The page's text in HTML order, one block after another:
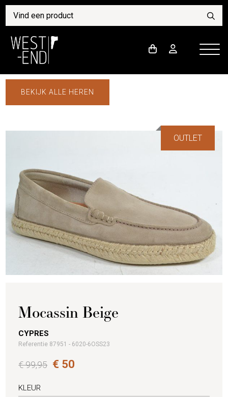
BEKIJK ALLE HEREN
OUTLET
Mocassin Beige
CYPRES
Referentie 87951 - 6020-6OSS23
€ 99,95 € 50
KLEUR